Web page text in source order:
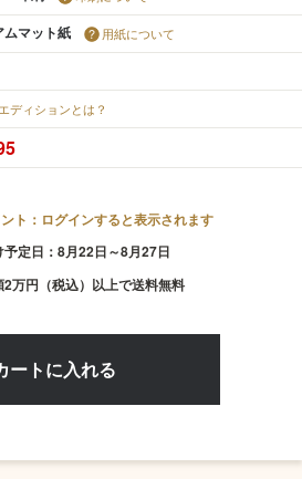
ムマット紙 用紙について
エディションとは？
ト：ログインすると表示されます
予定日：8月22日～8月27日
2万円（税込）以上で送料無料